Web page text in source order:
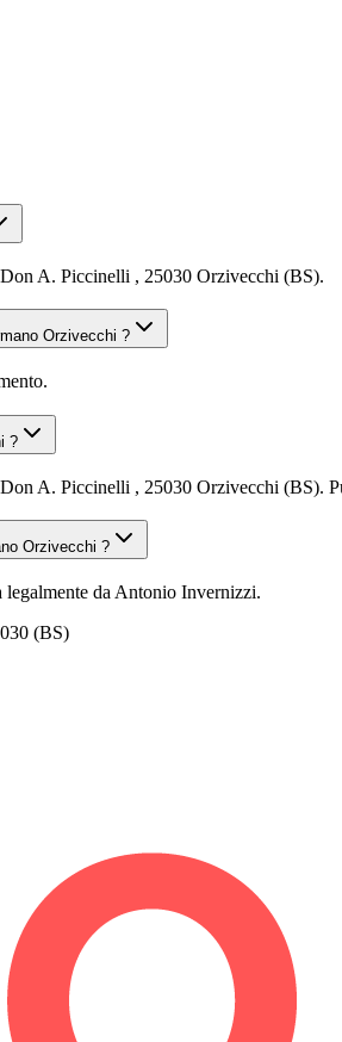
A. Piccinelli , 25030 Orzivecchi (BS).
Orzivecchi ?
?
A. Piccinelli , 25030 Orzivecchi (BS).
Orzivecchi ?
legalmente da Antonio Invernizzi.
(BS)